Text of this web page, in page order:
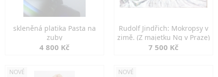
skleněná platika Pasta na
zuby
4 800 Kč
Rudolf Jindřich: Mokropsy v
zimě. (Z majetku Ng v Praze)
7 500 Kč
NOVÉ NOVÉ